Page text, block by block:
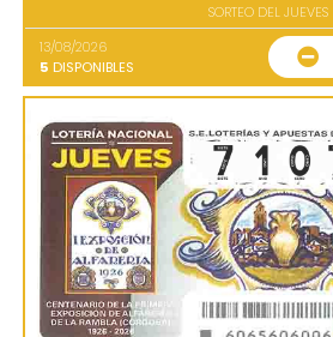
SORTEO DEL JUEVES
13/08/2026
5 DISPONIBLES